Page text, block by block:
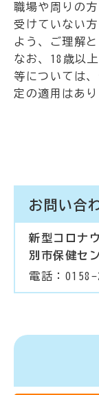
職場や周りの
受けていない
よう、ご理解
なお、18歳以
等については
定の適用はあり
お問い合
新型コロナ
別市保健セ
電話：